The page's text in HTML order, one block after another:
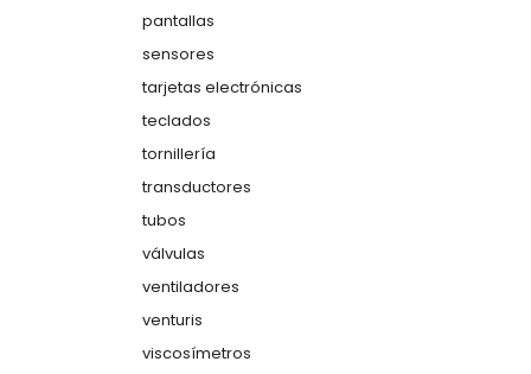
pantallas
sensores
tarjetas electrónicas
teclados
tornillería
transductores
tubos
válvulas
ventiladores
venturis
viscosímetros